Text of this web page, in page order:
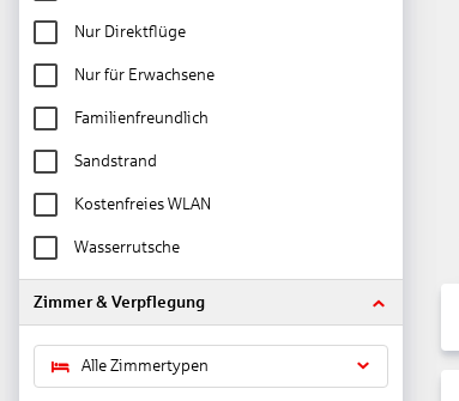
Nur Direktflüge
Nur für Erwachsene
Familienfreundlich
Sandstrand
Kostenfreies WLAN
Wasserrutsche
Zimmer & Verpflegung
Alle Zimmertypen